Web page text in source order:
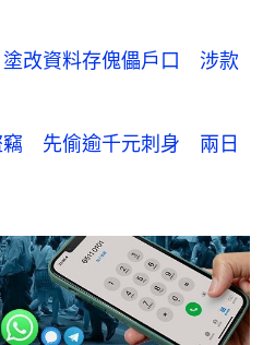
改資料存傀儡戶口 涉款
竊 先偷逾千元刺身 兩日